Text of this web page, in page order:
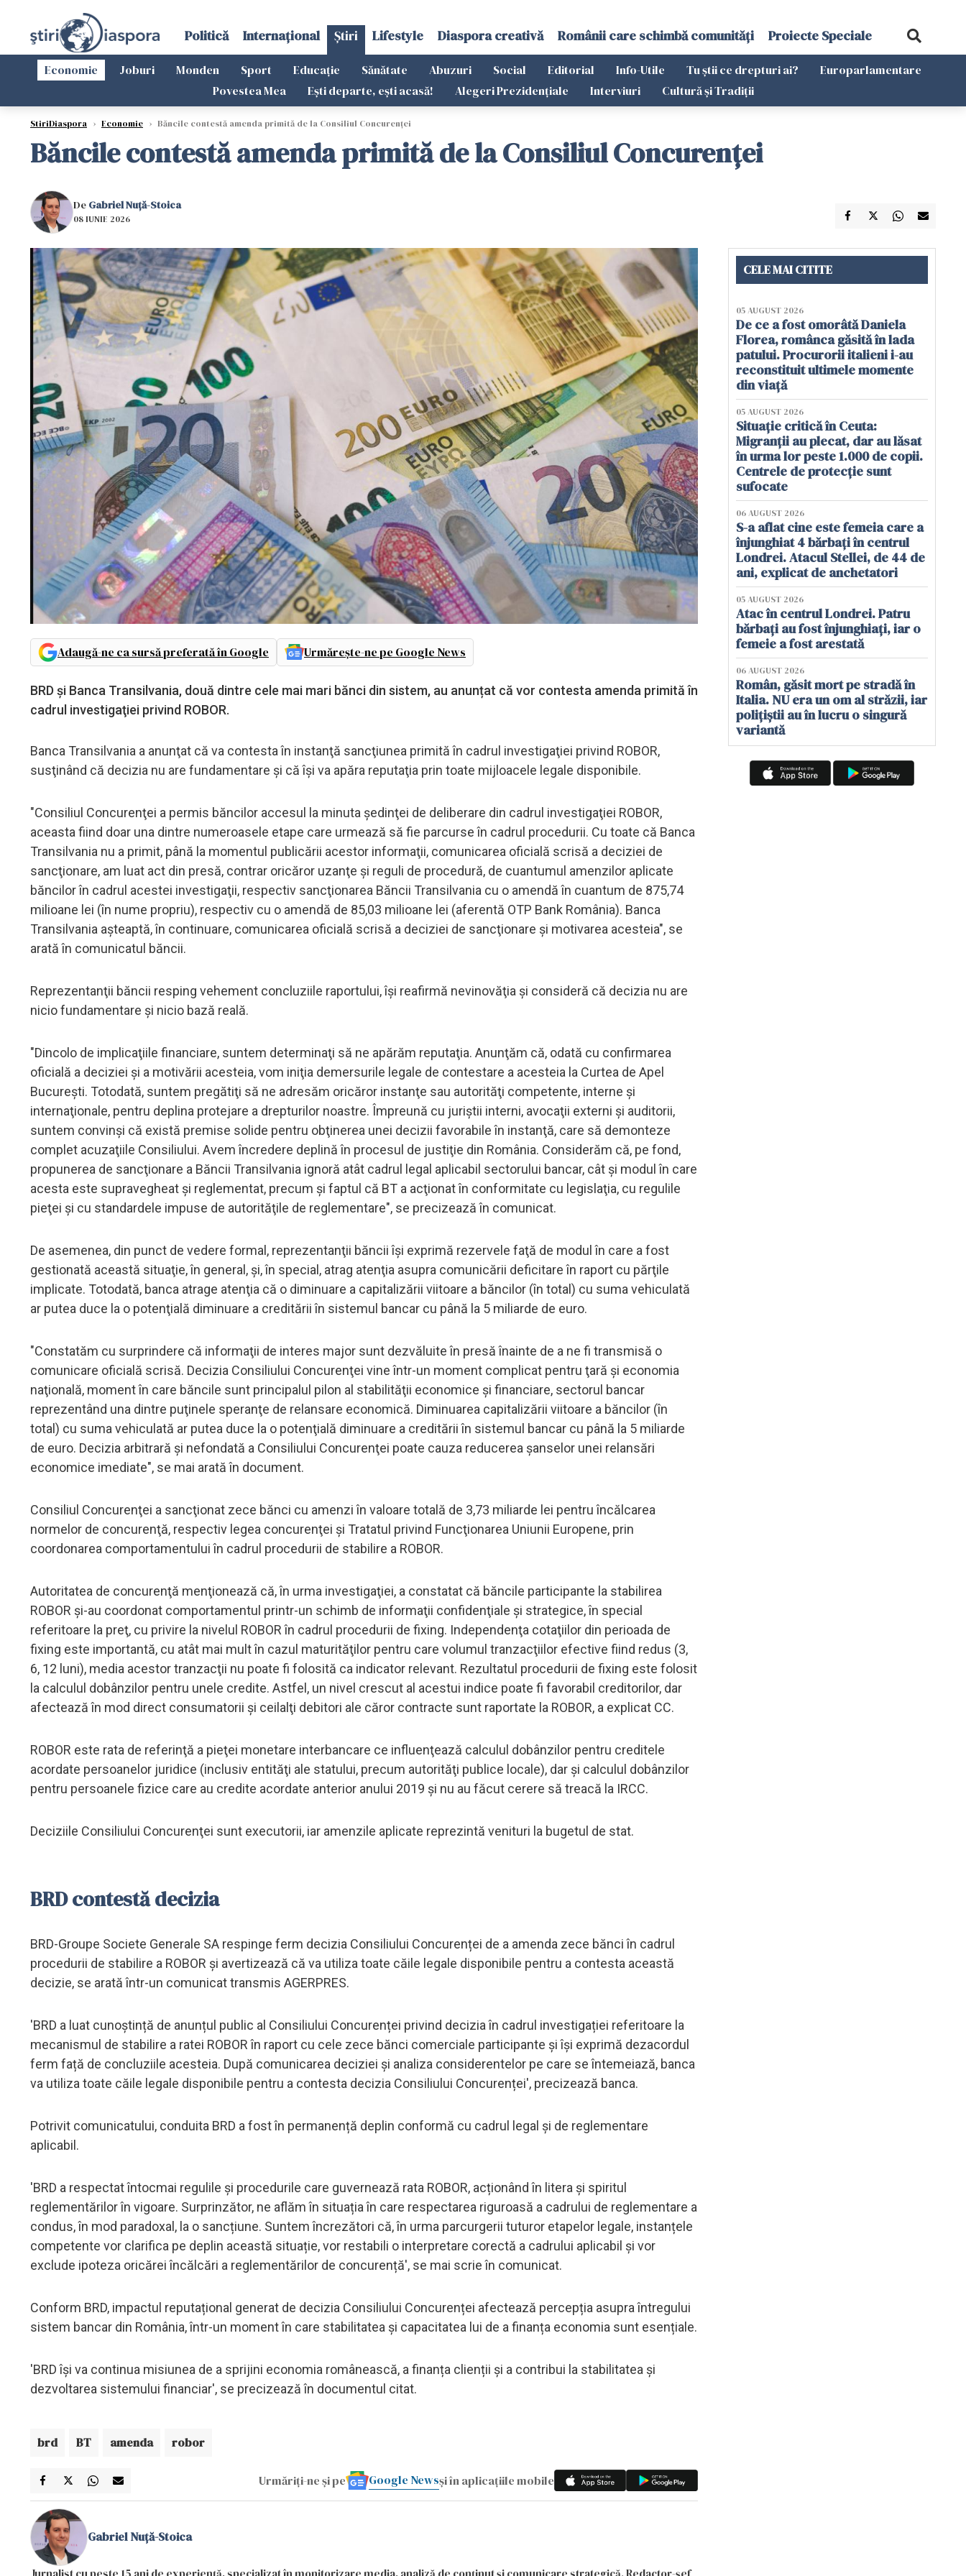
Politică Internațional Știri Lifestyle Diaspora creativă Românii care schimbă comunități Proiecte Speciale
Economie Joburi Monden Sport Educație Sănătate Abuzuri Social Editorial Info-Utile Tu știi ce drepturi ai?
Europarlamentare
Povestea Mea
Ești departe, ești acasă! Alegeri Prezidențiale Interviuri Cultură și Tradiții
StiriDiaspora › Economie › Băncile contestă amenda primită de la Consiliul Concurenței
Băncile contestă amenda primită de la Consiliul Concurenței
De Gabriel Nuță-Stoica
08 IUNIE 2026
Adaugă-ne ca sursă preferată în Google Urmărește-ne pe Google News
BRD și Banca Transilvania, două dintre cele mai mari bănci din sistem, au anunțat că vor contesta amenda primită în
cadrul investigaţiei privind ROBOR.
Banca Transilvania a anunţat că va contesta în instanţă sancţiunea primită în cadrul investigaţiei privind ROBOR,
susţinând că decizia nu are fundamentare şi că îşi va apăra reputaţia prin toate mijloacele legale disponibile.
"Consiliul Concurenţei a permis băncilor accesul la minuta şedinţei de deliberare din cadrul investigaţiei ROBOR,
aceasta fiind doar una dintre numeroasele etape care urmează să fie parcurse în cadrul procedurii. Cu toate că Banca
Transilvania nu a primit, până la momentul publicării acestor informaţii, comunicarea oficială scrisă a deciziei de
sancţionare, am luat act din presă, contrar oricăror uzanţe şi reguli de procedură, de cuantumul amenzilor aplicate
băncilor în cadrul acestei investigaţii, respectiv sancţionarea Băncii Transilvania cu o amendă în cuantum de 875,74
milioane lei (în nume propriu), respectiv cu o amendă de 85,03 milioane lei (aferentă OTP Bank România). Banca
Transilvania aşteaptă, în continuare, comunicarea oficială scrisă a deciziei de sancţionare şi motivarea acesteia", se
arată în comunicatul băncii.
Reprezentanţii băncii resping vehement concluziile raportului, îşi reafirmă nevinovăţia şi consideră că decizia nu are
nicio fundamentare şi nicio bază reală.
"Dincolo de implicaţiile financiare, suntem determinaţi să ne apărăm reputaţia. Anunţăm că, odată cu confirmarea
oficială a deciziei şi a motivării acesteia, vom iniţia demersurile legale de contestare a acesteia la Curtea de Apel
Bucureşti. Totodată, suntem pregătiţi să ne adresăm oricăror instanţe sau autorităţi competente, interne şi
internaţionale, pentru deplina protejare a drepturilor noastre. Împreună cu juriştii interni, avocaţii externi şi auditorii,
suntem convinşi că există premise solide pentru obţinerea unei decizii favorabile în instanţă, care să demonteze
complet acuzaţiile Consiliului. Avem încredere deplină în procesul de justiţie din România. Considerăm că, pe fond,
propunerea de sancţionare a Băncii Transilvania ignoră atât cadrul legal aplicabil sectorului bancar, cât şi modul în care
acesta este supravegheat şi reglementat, precum şi faptul că BT a acţionat în conformitate cu legislaţia, cu regulile
pieţei şi cu standardele impuse de autorităţile de reglementare", se precizează în comunicat.
De asemenea, din punct de vedere formal, reprezentanţii băncii îşi exprimă rezervele faţă de modul în care a fost
gestionată această situaţie, în general, şi, în special, atrag atenţia asupra comunicării deficitare în raport cu părţile
implicate. Totodată, banca atrage atenţia că o diminuare a capitalizării viitoare a băncilor (în total) cu suma vehiculată
ar putea duce la o potenţială diminuare a creditării în sistemul bancar cu până la 5 miliarde de euro.
"Constatăm cu surprindere că informaţii de interes major sunt dezvăluite în presă înainte de a ne fi transmisă o
comunicare oficială scrisă. Decizia Consiliului Concurenţei vine într-un moment complicat pentru ţară şi economia
naţională, moment în care băncile sunt principalul pilon al stabilităţii economice şi financiare, sectorul bancar
reprezentând una dintre puţinele speranţe de relansare economică. Diminuarea capitalizării viitoare a băncilor (în
total) cu suma vehiculată ar putea duce la o potenţială diminuare a creditării în sistemul bancar cu până la 5 miliarde
de euro. Decizia arbitrară şi nefondată a Consiliului Concurenţei poate cauza reducerea şanselor unei relansări
economice imediate", se mai arată în document.
Consiliul Concurenţei a sancţionat zece bănci cu amenzi în valoare totală de 3,73 miliarde lei pentru încălcarea
normelor de concurenţă, respectiv legea concurenţei şi Tratatul privind Funcţionarea Uniunii Europene, prin
coordonarea comportamentului în cadrul procedurii de stabilire a ROBOR.
Autoritatea de concurenţă menţionează că, în urma investigaţiei, a constatat că băncile participante la stabilirea
ROBOR şi-au coordonat comportamentul printr-un schimb de informaţii confidenţiale şi strategice, în special
referitoare la preţ, cu privire la nivelul ROBOR în cadrul procedurii de fixing. Independenţa cotaţiilor din perioada de
fixing este importantă, cu atât mai mult în cazul maturităţilor pentru care volumul tranzacţiilor efective fiind redus (3,
6, 12 luni), media acestor tranzacţii nu poate fi folosită ca indicator relevant. Rezultatul procedurii de fixing este folosit
la calculul dobânzilor pentru unele credite. Astfel, un nivel crescut al acestui indice poate fi favorabil creditorilor, dar
afectează în mod direct consumatorii şi ceilalţi debitori ale căror contracte sunt raportate la ROBOR, a explicat CC.
ROBOR este rata de referinţă a pieţei monetare interbancare ce influenţează calculul dobânzilor pentru creditele
acordate persoanelor juridice (inclusiv entităţi ale statului, precum autorităţi publice locale), dar şi calculul dobânzilor
pentru persoanele fizice care au credite acordate anterior anului 2019 şi nu au făcut cerere să treacă la IRCC.
Deciziile Consiliului Concurenţei sunt executorii, iar amenzile aplicate reprezintă venituri la bugetul de stat.
BRD contestă decizia
BRD-Groupe Societe Generale SA respinge ferm decizia Consiliului Concurenței de a amenda zece bănci în cadrul
procedurii de stabilire a ROBOR și avertizează că va utiliza toate căile legale disponibile pentru a contesta această
decizie, se arată într-un comunicat transmis AGERPRES.
'BRD a luat cunoștință de anunțul public al Consiliului Concurenței privind decizia în cadrul investigației referitoare la
mecanismul de stabilire a ratei ROBOR în raport cu cele zece bănci comerciale participante și își exprimă dezacordul
ferm față de concluziile acesteia. După comunicarea deciziei și analiza considerentelor pe care se întemeiază, banca
va utiliza toate căile legale disponibile pentru a contesta decizia Consiliului Concurenței', precizează banca.
Potrivit comunicatului, conduita BRD a fost în permanență deplin conformă cu cadrul legal și de reglementare
aplicabil.
'BRD a respectat întocmai regulile și procedurile care guvernează rata ROBOR, acționând în litera și spiritul
reglementărilor în vigoare. Surprinzător, ne aflăm în situația în care respectarea riguroasă a cadrului de reglementare a
condus, în mod paradoxal, la o sancțiune. Suntem încrezători că, în urma parcurgerii tuturor etapelor legale, instanțele
competente vor clarifica pe deplin această situație, vor restabili o interpretare corectă a cadrului aplicabil și vor
exclude ipoteza oricărei încălcări a reglementărilor de concurență', se mai scrie în comunicat.
Conform BRD, impactul reputațional generat de decizia Consiliului Concurenței afectează percepția asupra întregului
sistem bancar din România, într-un moment în care stabilitatea și capacitatea lui de a finanța economia sunt esențiale.
'BRD își va continua misiunea de a sprijini economia românească, a finanța clienții și a contribui la stabilitatea și
dezvoltarea sistemului financiar', se precizează în documentul citat.
brd BT amenda robor
Urmăriți-ne și pe Google Newsși în aplicațiile mobile
Gabriel Nuță-Stoica
CELE MAI CITITE
05 AUGUST 2026
De ce a fost omorâtă Daniela
Florea, românca găsită în lada
patului. Procurorii italieni i-au
reconstituit ultimele momente
din viață
05 AUGUST 2026
Situație critică în Ceuta:
Migranții au plecat, dar au lăsat
în urma lor peste 1.000 de copii.
Centrele de protecție sunt
sufocate
06 AUGUST 2026
S-a aflat cine este femeia care a
înjunghiat 4 bărbați în centrul
Londrei. Atacul Stellei, de 44 de
ani, explicat de anchetatori
05 AUGUST 2026
Atac în centrul Londrei. Patru
bărbați au fost înjunghiați, iar o
femeie a fost arestată
06 AUGUST 2026
Român, găsit mort pe stradă în
Italia. NU era un om al străzii, iar
polițiștii au în lucru o singură
variantă